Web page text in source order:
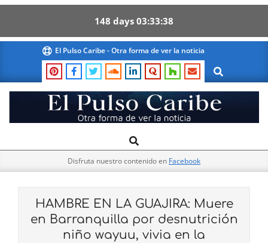
148 days 03 33 37
content
El Pulso Caribe - Otra forma de ver la noticia
Search
El
Pulso
Navigation
Search
Disfruta nuestro contenido en Facebook
HAMBRE EN LA GUAJIRA: Muere
en Barranquilla por desnutrición
niño wayuu, vivia en la